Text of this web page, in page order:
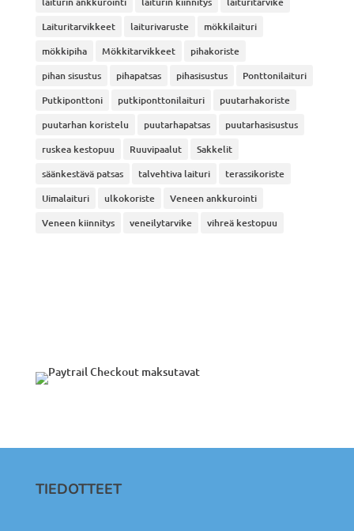
Laituritarvikkeet
laiturivaruste
mökkilaituri
mökkipiha
Mökkitarvikkeet
pihakoriste
pihan sisustus
pihapatsas pihasisustus
Ponttonilaituri
Putkiponttoni
putkiponttonilaituri
puutarhakoriste
puutarhan koristelu
puutarhapatsas
puutarhasisustus
ruskea kestopuu
Ruuvipaalut
Sakkelit
säänkestävä patsas
talvehtiva laituri
terassikoriste
Uimalaituri
ulkokoriste
Veneen ankkurointi
Veneen kiinnitys
veneilytarvike vihreä kestopuu
TIEDOTTEET